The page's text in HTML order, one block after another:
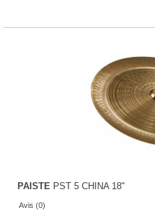
PAISTE PST 5 CHINA 18"
Avis (0)